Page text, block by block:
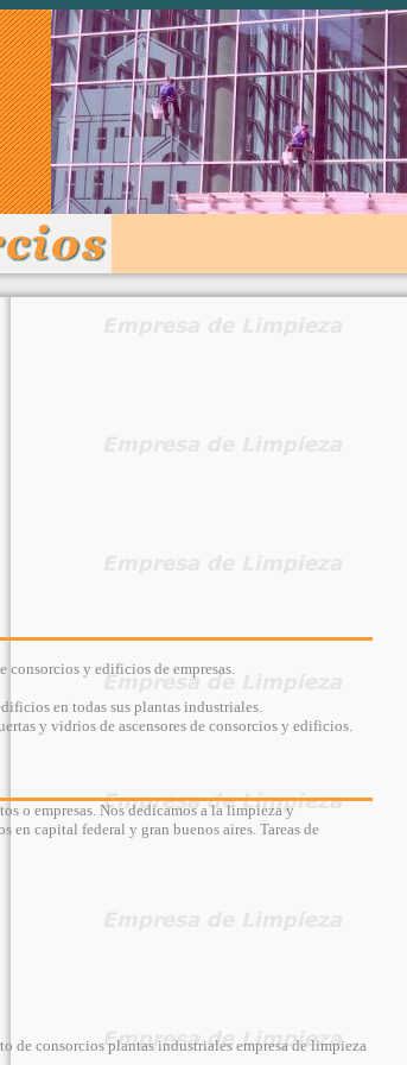
y edificios de empresas.
en todas sus plantas industriales.
y vidrios de ascensores de consorcios y edificios.
o empresas. Nos dedicamos a la limpieza y
en capital federal y gran buenos aires. Tareas de
de consorcios plantas industriales empresa de limpieza